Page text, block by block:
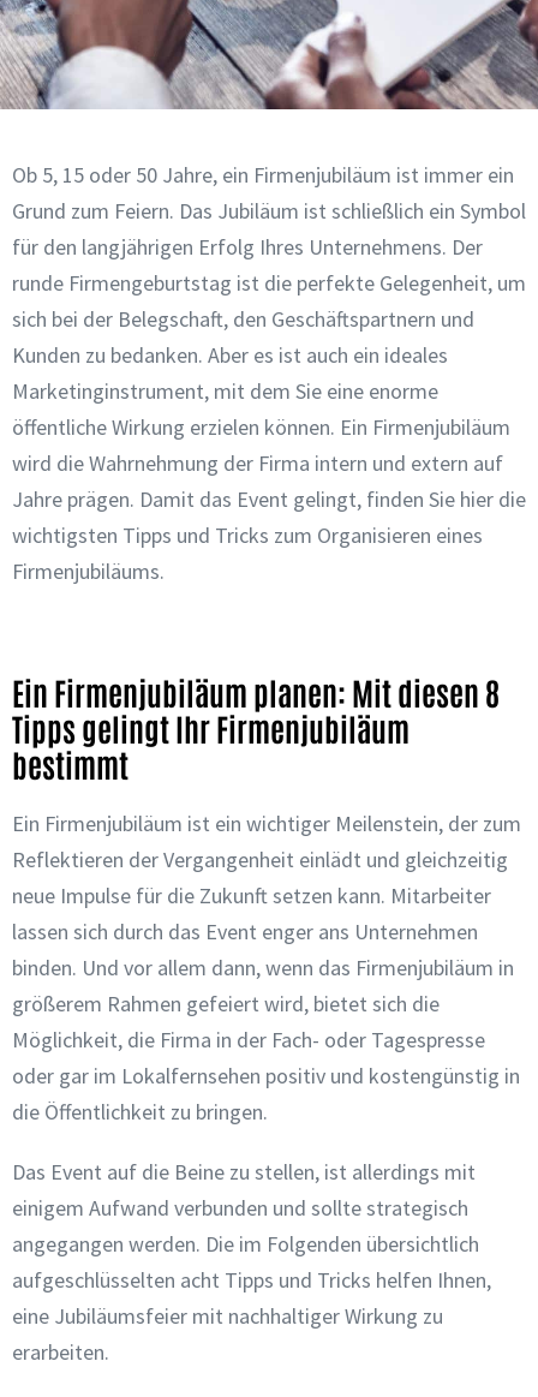
Ob 5, 15 oder 50 Jahre, ein Firmenjubiläum ist immer ein
Grund zum Feiern. Das Jubiläum ist schließlich ein Symbol
für den langjährigen Erfolg Ihres Unternehmens. Der
runde Firmengeburtstag ist die perfekte Gelegenheit, um
sich bei der Belegschaft, den Geschäftspartnern und
Kunden zu bedanken. Aber es ist auch ein ideales
Marketinginstrument, mit dem Sie eine enorme
öffentliche Wirkung erzielen können. Ein Firmenjubiläum
wird die Wahrnehmung der Firma intern und extern auf
Jahre prägen. Damit das Event gelingt, finden Sie hier die
wichtigsten Tipps und Tricks zum Organisieren eines
Firmenjubiläums.
Ein Firmenjubiläum planen: Mit diesen 8
Tipps gelingt Ihr Firmenjubiläum
bestimmt
Ein Firmenjubiläum ist ein wichtiger Meilenstein, der zum
Reflektieren der Vergangenheit einlädt und gleichzeitig
neue Impulse für die Zukunft setzen kann. Mitarbeiter
lassen sich durch das Event enger ans Unternehmen
binden. Und vor allem dann, wenn das Firmenjubiläum in
größerem Rahmen gefeiert wird, bietet sich die
Möglichkeit, die Firma in der Fach- oder Tagespresse
oder gar im Lokalfernsehen positiv und kostengünstig in
die Öffentlichkeit zu bringen.
Das Event auf die Beine zu stellen, ist allerdings mit
einigem Aufwand verbunden und sollte strategisch
angegangen werden. Die im Folgenden übersichtlich
aufgeschlüsselten acht Tipps und Tricks helfen Ihnen,
eine Jubiläumsfeier mit nachhaltiger Wirkung zu
erarbeiten.